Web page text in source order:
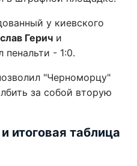
у киевского
Герич и
пенальти - 1:0.
"Черноморцу"
за собой вторую
итоговая таблица